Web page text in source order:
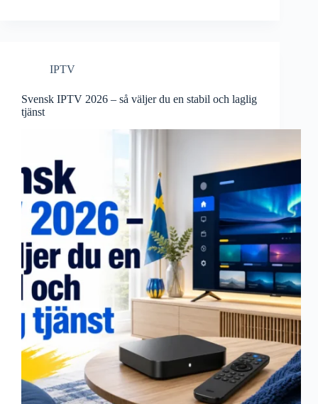
IPTV
Svensk IPTV 2026 – så väljer du en stabil och laglig
tjänst